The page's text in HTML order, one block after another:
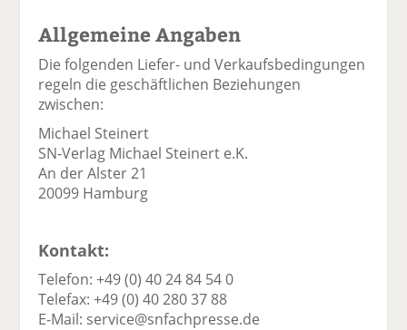
Allgemeine Angaben
Die folgenden Liefer- und Verkaufsbedingungen
regeln die geschäftlichen Beziehungen
zwischen:
Michael Steinert
SN-Verlag Michael Steinert e.K.
An der Alster 21
20099 Hamburg
Kontakt:
Telefon: +49 (0) 40 24 84 54 0
Telefax: +49 (0) 40 280 37 88
E-Mail: service@snfachpresse.de